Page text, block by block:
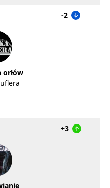
-2
orłów
+3